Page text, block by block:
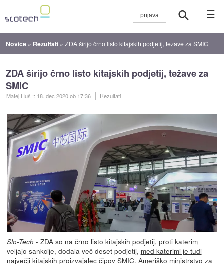
☰
Novice » Rezultati »ZDA širijo črno listo kitajskih podjetij, težave za SMIC
ZDA širijo črno listo kitajskih podjetij, težave za
SMIC
Matej Huš :: 18. dec 2020ob 17:36 Rezultati
Slo-Tech - ZDA so na črno listo kitajskih podjetij, proti katerim
veljajo sankcije, dodala več deset podjetij, med katerimi je tudi
največji kitajskih proizvajalec čipov SMIC. Ameriško ministrstvo za